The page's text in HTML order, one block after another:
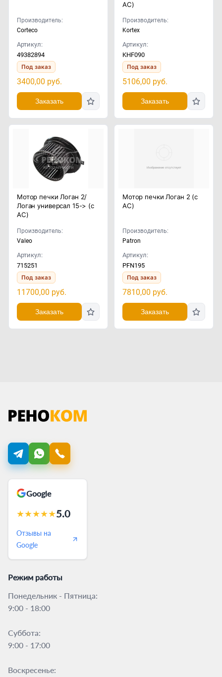
Производитель:
Corteco
Артикул:
49382894
Под заказ
3400,00 руб.
Заказать
AC)
Производитель:
Kortex
Артикул:
KHF090
Под заказ
5106,00 руб.
Заказать
Мотор печки Логан 2/
Логан универсал 15-> (с
AC)
Производитель:
Valeo
Артикул:
715251
Под заказ
11700,00 руб.
Заказать
Мотор печки Логан 2 (с
AC)
Производитель:
Patron
Артикул:
PFN195
Под заказ
7810,00 руб.
Заказать
Google
★★★★★5.0
Отзывы на
Google
Режим работы
Понедельник - Пятница:
9:00 - 18:00
Суббота:
9:00 - 17:00
Воскресенье: